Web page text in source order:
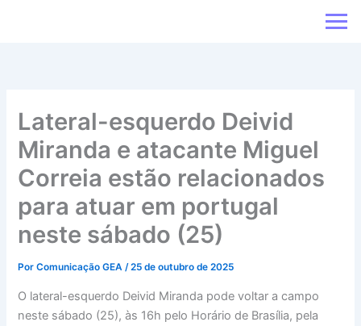
Lateral-esquerdo Deivid
Miranda e atacante Miguel
Correia estão relacionados
para atuar em portugal
neste sábado (25)
PorComunicação GEA/25 de outubro de 2025
O lateral-esquerdo Deivid Miranda pode voltar a campo
neste sábado (25), às 16h pelo Horário de Brasília, pela